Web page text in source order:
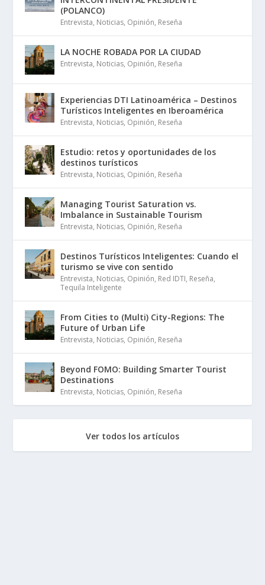
(POLANCO)
Entrevista, Noticias, Opinión, Reseña
LA NOCHE ROBADA POR LA CIUDAD
Entrevista, Noticias, Opinión, Reseña
Experiencias DTI Latinoamérica – Destinos
Turísticos Inteligentes en Iberoamérica
Entrevista, Noticias, Opinión, Reseña
Estudio: retos y oportunidades de los
destinos turísticos
Entrevista, Noticias, Opinión, Reseña
Managing Tourist Saturation vs.
Imbalance in Sustainable Tourism
Entrevista, Noticias, Opinión, Reseña
Destinos Turísticos Inteligentes: Cuando el
turismo se vive con sentido
Entrevista, Noticias, Opinión, Red IDTI, Reseña,
Tequila Inteligente
From Cities to (Multi) City-Regions: The
Future of Urban Life
Entrevista, Noticias, Opinión, Reseña
Beyond FOMO: Building Smarter Tourist
Destinations
Entrevista, Noticias, Opinión, Reseña
Ver todos los artículos